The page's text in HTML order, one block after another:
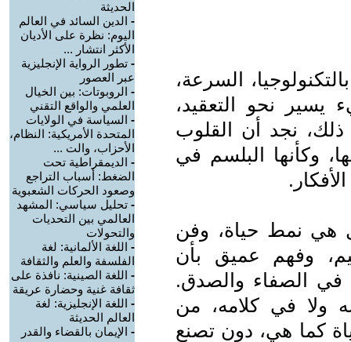
السرعة،
نحو التعقيد،
نجد أن القلوب
وكأنها البلسم في
هي نمط حياة، وفن
وفهم عميق بأن
في الصفاء والصدق.
ولا في كلامه، من
كما هي، دون تصنع
الحديثة
- الدين السائد في العالم
اليوم: نظرة على الأديان
الأكثر انتشار ...
- تطور الرواية الإنجليزية
عبر العصور
- الروبوتات: بين الخيال
العلمي والواقع التقني
- السياسة في الولايات
المتحدة الأمريكية: النظام،
الأحزاب، والت ...
- الديمقراطية تحت
الضغط: أسباب التراجع
وصعود الحركات الشعبوية
- تحليل سياسي: المشهد
العالمي بين التحديات
والتحولات
- اللغة الألمانية: لغة
الفلسفة والعلم والثقافة
- اللغة الصينية: نافذة على
ثقافة غنية وحضارة عريقة
- اللغة الإنجليزية: لغة
العالم الحديثة
- الإيمان بالقضاء والقدر